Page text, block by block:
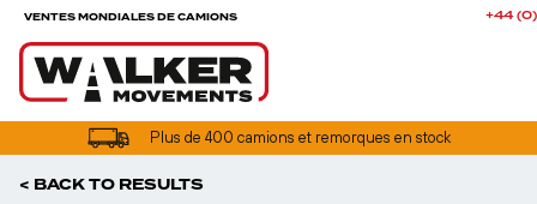
VENTES MONDIALES DE CAMIONS +44
Plus de 400 camions et remorques en stock
< BACK TO RESULTS